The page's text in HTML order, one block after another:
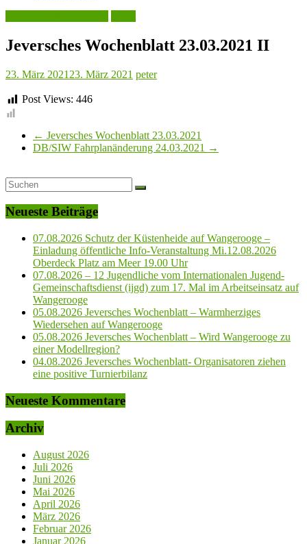
Jeversches Wochenblatt 23.03.2021 II
23. März 2021 23. März 2021 peter
Post Views: 446
← Jeversches Wochenblatt 23.03.2021
DB/SIW Fahrplanänderung 24.03.2021 →
Neueste Beiträge
07.08.2026 Schutz der Küstenheide auf Wangerooge –
Einladung öffentliche Info-Veranstaltung Mi.12.08.2026
Oberdeck Platz am Meer 19.00 Uhr
07.08.2026 – 12 Jugendliche vom Internationalen Jugend-
Gemeinschaftsdienst (ijgd) zum 17. Mal im Arbeitseinsatz auf
Wangerooge
05.08.2026 Jeversches Wochenblatt – Warmherziges
Wiedersehen auf Wangerooge
05.08.2026 Jeversches Wochenblatt – Wird Wangerooge zu
einer Modellregion?
04.08.2026 Jeversches Wochenblatt- Organisatoren ziehen
eine positive Turnierbilanz
Neueste Kommentare
Archiv
August 2026
Juli 2026
Juni 2026
Mai 2026
April 2026
März 2026
Februar 2026
Januar 2026